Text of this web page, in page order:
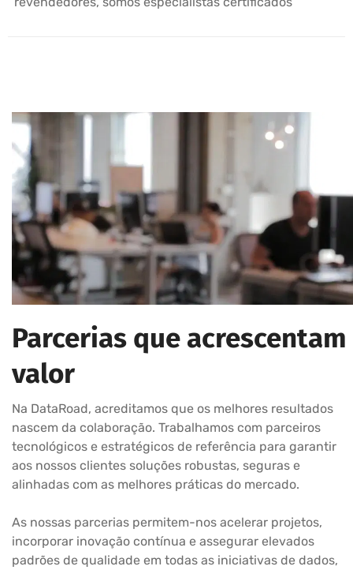
Parcerias que acrescentam
valor
Na DataRoad, acreditamos que os melhores resultados
nascem da colaboração. Trabalhamos com parceiros
tecnológicos e estratégicos de referência para garantir
aos nossos clientes soluções robustas, seguras e
alinhadas com as melhores práticas do mercado.
As nossas parcerias permitem-nos acelerar projetos,
incorporar inovação contínua e assegurar elevados
padrões de qualidade em todas as iniciativas de dados,